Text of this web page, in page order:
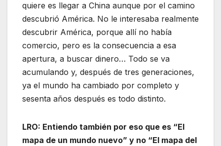
quiere es llegar a China aunque por el camino
descubrió América. No le interesaba realmente
descubrir América, porque allí no había
comercio, pero es la consecuencia a esa
apertura, a buscar dinero… Todo se va
acumulando y, después de tres generaciones,
ya el mundo ha cambiado por completo y
sesenta años después es todo distinto.
LRO: Entiendo también por eso que es “El
mapa de un mundo nuevo” y no “El mapa del